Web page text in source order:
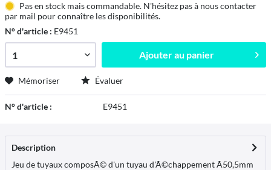
Pas en stock mais commandable. N'hésitez pas à nous contacter
par mail pour connaître les disponibilités.
N° d'article : E9451
Ajouter au panier
Mémoriser Évaluer
N° d'article : E9451
Description
Jeu de tuyaux composÃ© d'un tuyau d'Ã©chappement Ã50,5mm